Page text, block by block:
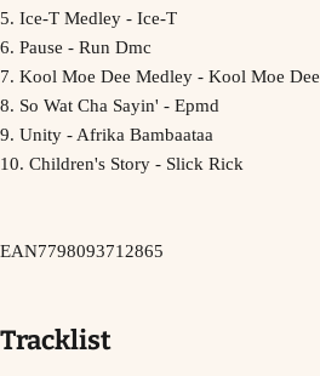
5. Ice-T Medley - Ice-T
6. Pause - Run Dmc
7. Kool Moe Dee Medley - Kool Moe Dee
8. So Wat Cha Sayin' - Epmd
9. Unity - Afrika Bambaataa
10. Children's Story - Slick Rick
EAN7798093712865
Tracklist